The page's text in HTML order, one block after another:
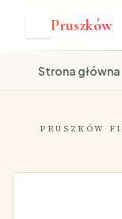
Pruszków
Strona główna
PRUSZKÓW ·